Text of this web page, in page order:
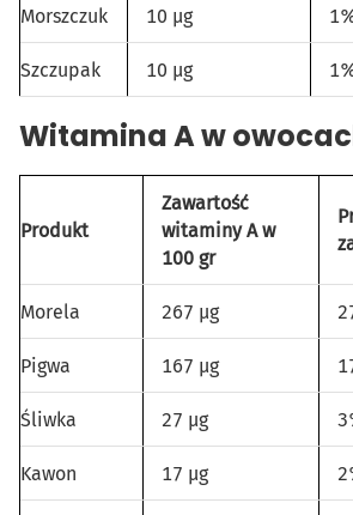
Morszczuk 10 µg
Szczupak 10 µg
Witamina A w
Produkt
Zawartość
witaminy A w
100 gr
Morela 267 µg
Pigwa 167 µg
Śliwka 27 µg
Kawon 17 µg